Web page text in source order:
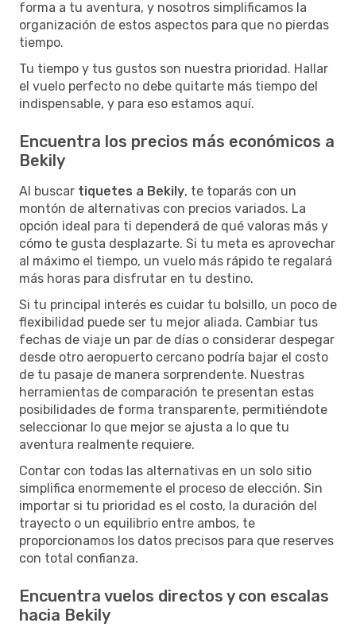
forma a tu aventura, y nosotros simplificamos la
organización de estos aspectos para que no pierdas
tiempo.
Tu tiempo y tus gustos son nuestra prioridad. Hallar
el vuelo perfecto no debe quitarte más tiempo del
indispensable, y para eso estamos aquí.
Encuentra los precios más económicos a
Bekily
Al buscar tiquetes a Bekily, te toparás con un
montón de alternativas con precios variados. La
opción ideal para ti dependerá de qué valoras más y
cómo te gusta desplazarte. Si tu meta es aprovechar
al máximo el tiempo, un vuelo más rápido te regalará
más horas para disfrutar en tu destino.
Si tu principal interés es cuidar tu bolsillo, un poco de
flexibilidad puede ser tu mejor aliada. Cambiar tus
fechas de viaje un par de días o considerar despegar
desde otro aeropuerto cercano podría bajar el costo
de tu pasaje de manera sorprendente. Nuestras
herramientas de comparación te presentan estas
posibilidades de forma transparente, permitiéndote
seleccionar lo que mejor se ajusta a lo que tu
aventura realmente requiere.
Contar con todas las alternativas en un solo sitio
simplifica enormemente el proceso de elección. Sin
importar si tu prioridad es el costo, la duración del
trayecto o un equilibrio entre ambos, te
proporcionamos los datos precisos para que reserves
con total confianza.
Encuentra vuelos directos y con escalas
hacia Bekily